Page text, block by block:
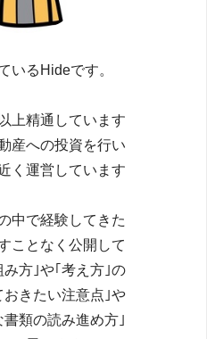
るHideです。
精通しています
への投資を行い
運営しています
で経験してきた
となく公開して
方｣や｢考え方｣の
きたい注意点｣や
類の読み進め方｣